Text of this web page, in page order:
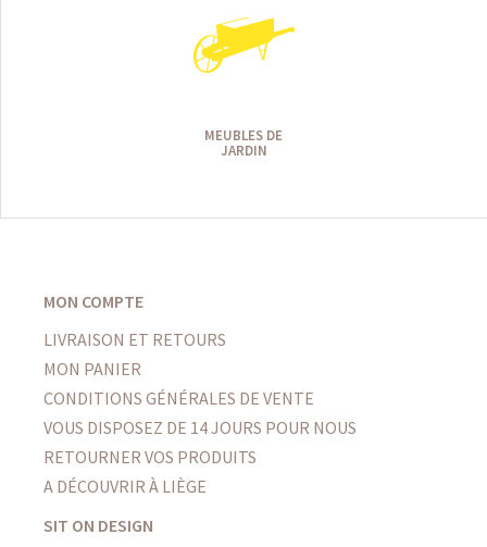
MEUBLES DE
JARDIN
MON COMPTE
LIVRAISON ET RETOURS
MON PANIER
CONDITIONS GÉNÉRALES DE VENTE
VOUS DISPOSEZ DE 14 JOURS POUR NOUS
RETOURNER VOS PRODUITS
A DÉCOUVRIR À LIÈGE
SIT ON DESIGN